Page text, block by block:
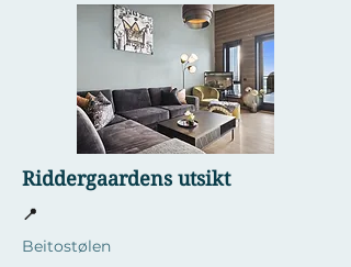
Riddergaardens utsikt
📍
Beitostølen